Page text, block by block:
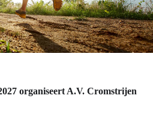
organiseert A.V. Cromstrijen